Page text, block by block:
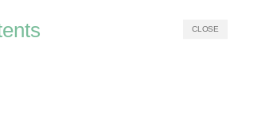
CLOSE